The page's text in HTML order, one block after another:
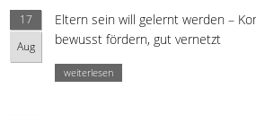
17
Aug
Eltern sein will gelernt werden –
bewusst fördern, gut vernetzt
weiterlesen